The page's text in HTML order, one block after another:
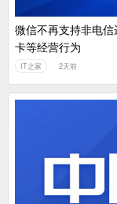
微信不再支持非电
卡等经营行为
IT之家 2天前